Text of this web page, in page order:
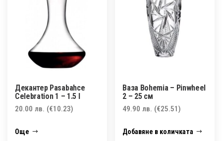
Декантер Pasabahce
Celebration 1 – 1.5 l
20.00 лв. (€10.23)
Още
Ваза Bohemia – Pinwheel
2 – 25 см
49.90лв. (€25.51)
Добавяне в количката